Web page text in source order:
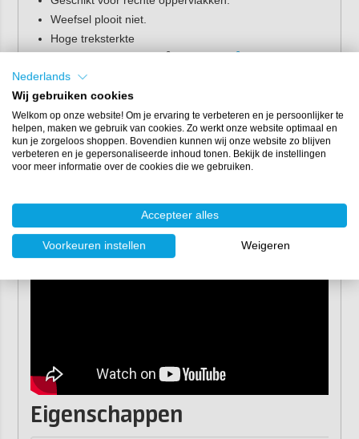
Weefsel plooit niet.
Hoge treksterkte
2 2
Toepassingen
Glasweefsel wordt vaak gebruikt voor het bekleden van
houten objecten, zoals multiplex. Daarnaast is dit type
weefsel ook geschikt voor het waterdicht maken van natte
ruimtes. Door de vierkante weefstructuur is glasweefsel
strak te lamineren is en niet plooit.
Eigenschappen
Nederlands
Wij gebruiken cookies
Welkom op onze website! Om je ervaring te verbeteren en je persoonlijker te
helpen, maken we gebruik van cookies. Zo werkt onze website optimaal en
kun je zorgeloos shoppen. Bovendien kunnen wij onze website zo blijven
verbeteren en je gepersonaliseerde inhoud tonen. Bekijk de instellingen
voor meer informatie over de cookies die we gebruiken.
Accepteer alles
Voorkeuren instellen Weigeren